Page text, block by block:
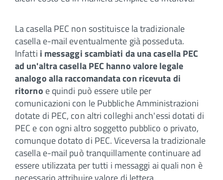
La casella PEC non sostituisce la tradizionale
casella e-mail eventualmente già posseduta.
Infatti i messaggi scambiati da una casella PEC
ad un'altra casella PEC hanno valore legale
analogo alla raccomandata con ricevuta di
ritorno e quindi può essere utile per
comunicazioni con le Pubbliche Amministrazioni
dotate di PEC, con altri colleghi anch'essi dotati di
PEC e con ogni altro soggetto pubblico o privato,
comunque dotato di PEC. Viceversa la tradizionale
casella e-mail può tranquillamente continuare ad
essere utilizzata per tutti i messaggi ai quali non è